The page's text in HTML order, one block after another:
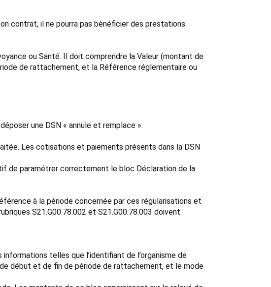
contrat, il ne pourra pas bénéficier des prestations
ou Santé. Il doit comprendre la Valeur (montant de
de rattachement, et la Référence réglementaire ou
une DSN « annule et remplace ».
Les cotisations et paiements présents dans la DSN
de paramétrer correctement le bloc Déclaration de la
à la période concernée par ces régularisations et
S21.G00.78.002 et S21.G00.78.003 doivent
telles que l’identifiant de l’organisme de
début et de fin de période de rattachement, et le mode